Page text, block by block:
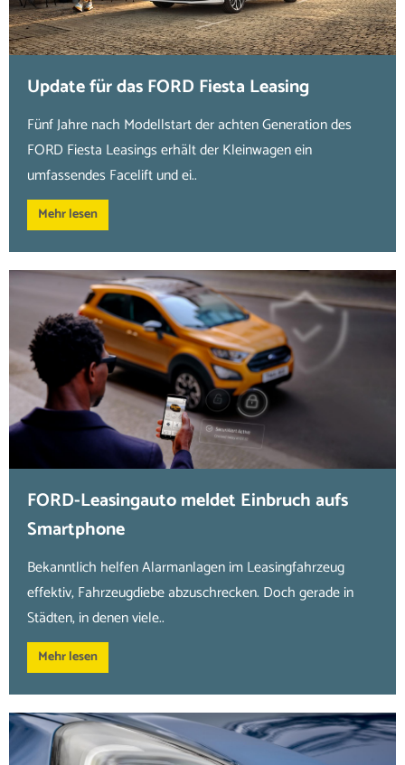
Update für das FORD Fiesta Leasing
Fünf Jahre nach Modellstart der achten Generation des
FORD Fiesta Leasings erhält der Kleinwagen ein
umfassendes Facelift und ei..
Mehr lesen
FORD-Leasingauto meldet Einbruch aufs
Smartphone
Bekanntlich helfen Alarmanlagen im Leasingfahrzeug
effektiv, Fahrzeugdiebe abzuschrecken. Doch gerade in
Städten, in denen viele..
Mehr lesen